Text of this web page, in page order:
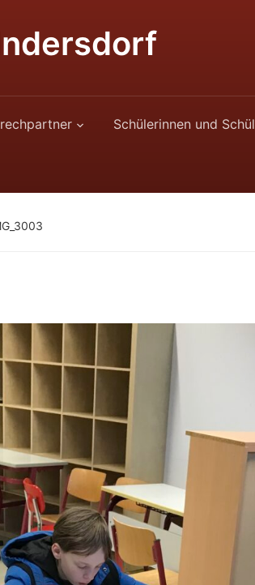
Schülerinnen und